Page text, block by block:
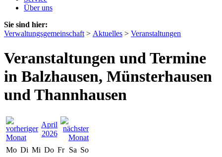
Über uns
Sie sind hier:
Verwaltungsgemeinschaft > Aktuelles > Veranstaltungen
Veranstaltungen und Termine
in Balzhausen, Münsterhausen
und Thannhausen
April
2026
Mo Di Mi Do Fr Sa So